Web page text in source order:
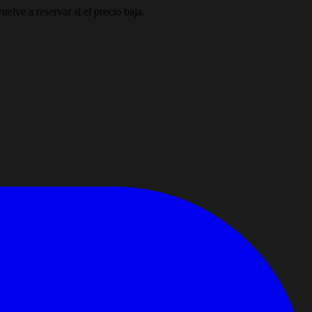
a reservar si el precio baja.